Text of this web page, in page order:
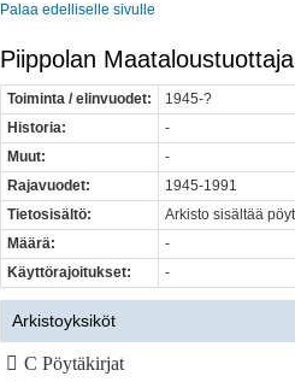
Palaa edelliselle sivulle
Piippolan
Toiminta / elinvuodet:
1945-?
Historia:
-
Muut:
-
Rajavuodet:
1945-1991
Tietosisältö:
Arkisto sisältää
Määrä:
-
Käyttörajoitukset:
-
Arkistoyksiköt
C Pöytäkirjat